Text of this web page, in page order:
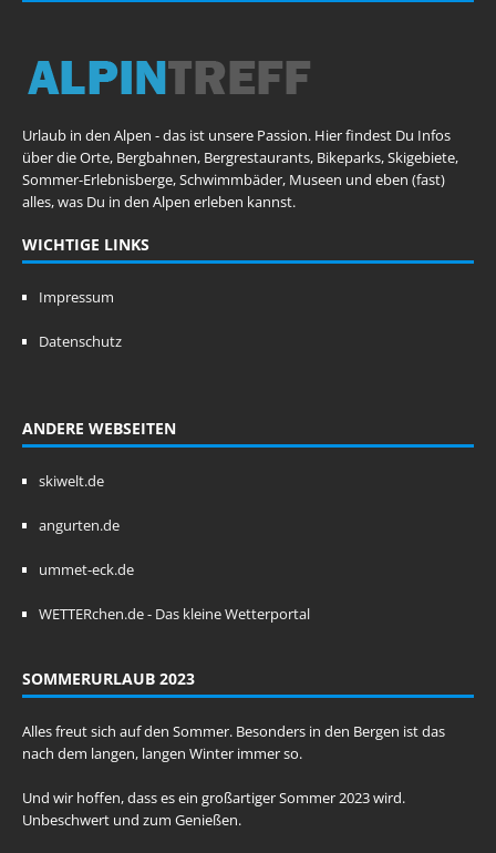
Urlaub in den Alpen - das ist unsere Passion. Hier findest Du Infos
über die Orte, Bergbahnen, Bergrestaurants, Bikeparks, Skigebiete,
Sommer-Erlebnisberge, Schwimmbäder, Museen und eben (fast)
alles, was Du in den Alpen erleben kannst.
WICHTIGE LINKS
Impressum
Datenschutz
ANDERE WEBSEITEN
skiwelt.de
angurten.de
ummet-eck.de
WETTERchen.de - Das kleine Wetterportal
SOMMERURLAUB 2023
Alles freut sich auf den Sommer. Besonders in den Bergen ist das
nach dem langen, langen Winter immer so.
Und wir hoffen, dass es ein großartiger Sommer 2023 wird.
Unbeschwert und zum Genießen.